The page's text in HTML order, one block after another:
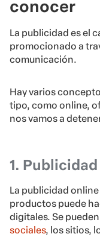
conocer
La publicidad es el
promocionado a
comunicación.
Hay varios
tipo, como online,
nos vamos a
1.
La publicidad
productos puede
digitales. Se
sociales, los sitios,